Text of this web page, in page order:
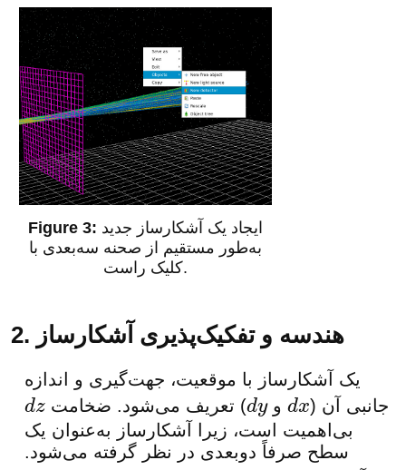
ایجاد یک آشکارساز جدید
به‌طور مستقیم از صحنه سه‌بعدی با
کلیک راست.
2. هندسه و تفکیک‌پذیری آشکارساز
یک آشکارساز با موقعیت، جهت‌گیری و اندازه
جانبی آن ( dx و dy ) تعریف می‌شود. ضخامت dz
بی‌اهمیت است، زیرا آشکارساز به‌عنوان یک
سطح صرفاً دوبعدی در نظر گرفته می‌شود.